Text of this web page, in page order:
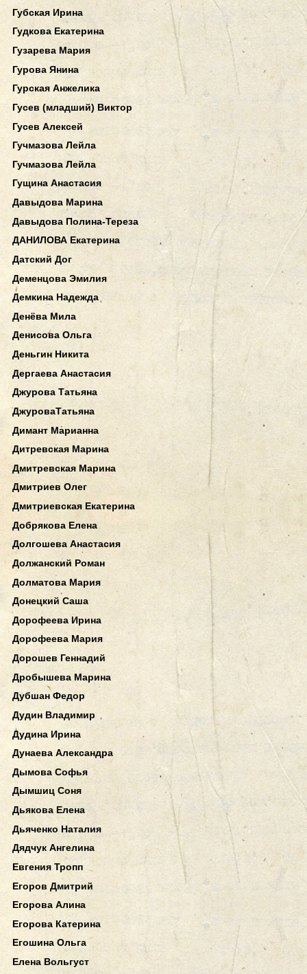
Губская Ирина
Гудкова Екатерина
Гузарева Мария
Гурова Янина
Гурская Анжелика
Гусев (младший) Виктор
Гусев Алексей
Гучмазова Лейла
Гучмазова Лейла
Гущина Анастасия
Давыдова Марина
Давыдова Полина-Тереза
ДАНИЛОВА Екатерина
Датский Дог
Деменцова Эмилия
Демкина Надежда
Денёва Мила
Денисова Ольга
Деньгин Никита
Дергаева Анастасия
Джурова Татьяна
ДжуроваТатьяна
Димант Марианна
Дитревская Марина
Дмитревская Марина
Дмитриев Олег
Дмитриевская Екатерина
Добрякова Елена
Долгошева Анастасия
Должанский Роман
Долматова Мария
Донецкий Саша
Дорофеева Ирина
Дорофеева Мария
Дорошев Геннадий
Дробышева Марина
Дубшан Федор
Дудин Владимир
Дудина Ирина
Дунаева Александра
Дымова Софья
Дымшиц Соня
Дьякова Елена
Дьяченко Наталия
Дядчук Ангелина
Евгения Тропп
Егоров Дмитрий
Егорова Алина
Егорова Катерина
Егошина Ольга
Елена Вольгуст